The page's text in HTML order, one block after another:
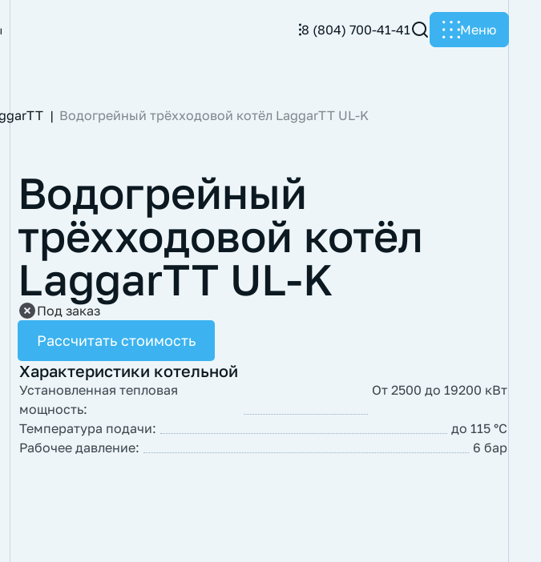
8 (804) 700-41-41 Меню
| Водогрейный трёхходовой котёл LaggarTT UL-K
Водогрейный
трёхходовой котёл
LaggarTT UL-K
Под заказ
Рассчитать стоимость
Характеристики котельной
Установленная тепловая
мощность:
От 2500 до 19200 кВт
Температура подачи:
до 115 °С
Рабочее давление:
6 бар